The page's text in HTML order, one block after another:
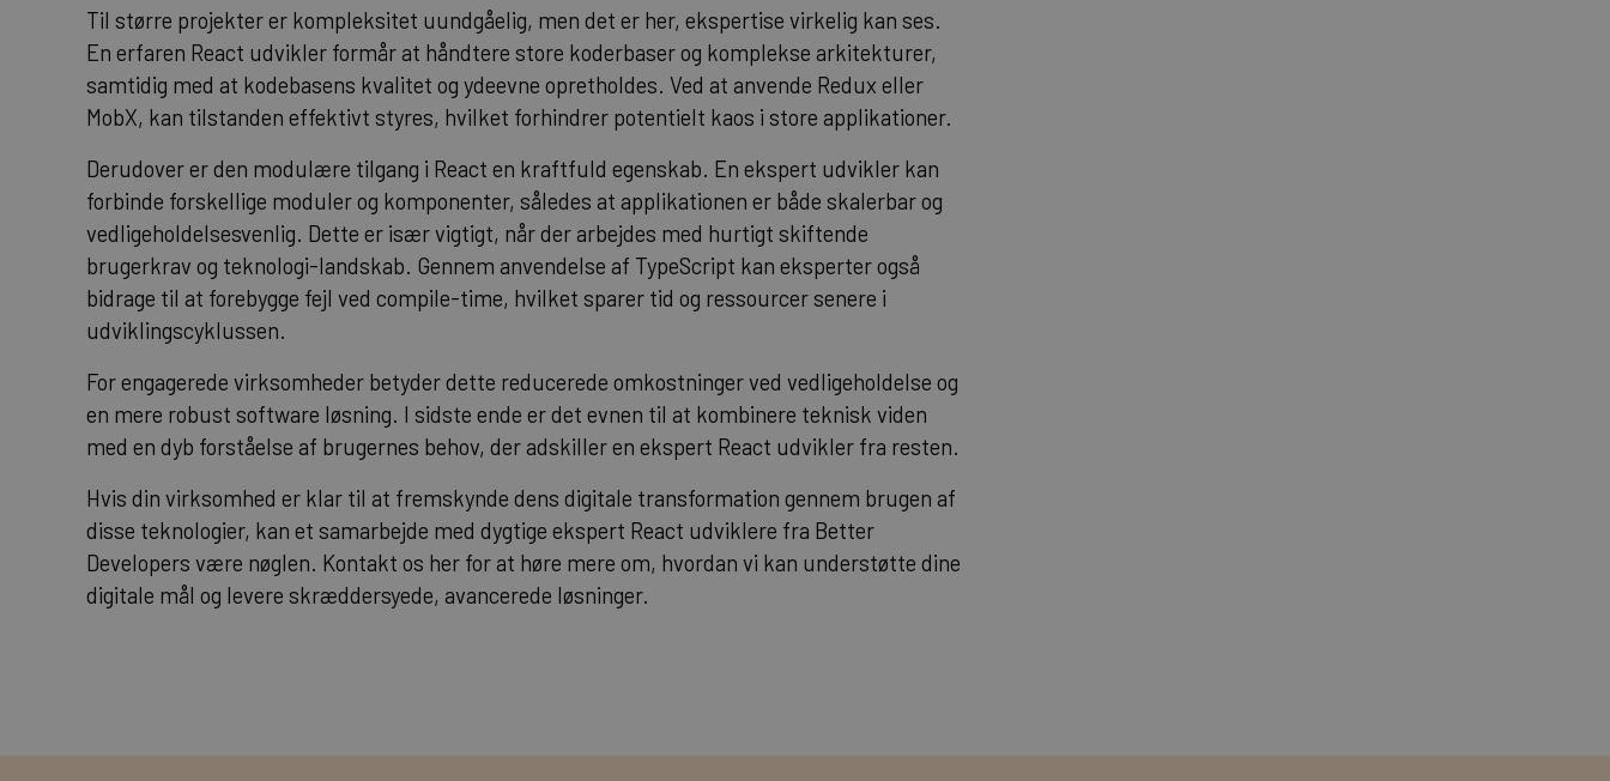
Til større projekter er kompleksitet uundgåelig, men det er her, ekspertise virkelig kan ses.
En erfaren React udvikler formår at håndtere store koderbaser og komplekse arkitekturer,
samtidig med at kodebasens kvalitet og ydeevne opretholdes. Ved at anvende Redux eller
MobX, kan tilstanden effektivt styres, hvilket forhindrer potentielt kaos i store applikationer.
Derudover er den modulære tilgang i React en kraftfuld egenskab. En ekspert udvikler kan
forbinde forskellige moduler og komponenter, således at applikationen er både skalerbar og
vedligeholdelsesvenlig. Dette er især vigtigt, når der arbejdes med hurtigt skiftende
brugerkrav og teknologi-landskab. Gennem anvendelse af TypeScript kan eksperter også
bidrage til at forebygge fejl ved compile-time, hvilket sparer tid og ressourcer senere i
udviklingscyklussen.
For engagerede virksomheder betyder dette reducerede omkostninger ved vedligeholdelse og
en mere robust software løsning. I sidste ende er det evnen til at kombinere teknisk viden
med en dyb forståelse af brugernes behov, der adskiller en ekspert React udvikler fra resten.
Hvis din virksomhed er klar til at fremskynde dens digitale transformation gennem brugen af
disse teknologier, kan et samarbejde med dygtige ekspert React udviklere fra Better
Developers være nøglen. Kontakt os her for at høre mere om, hvordan vi kan understøtte dine
digitale mål og levere skræddersyede, avancerede løsninger.